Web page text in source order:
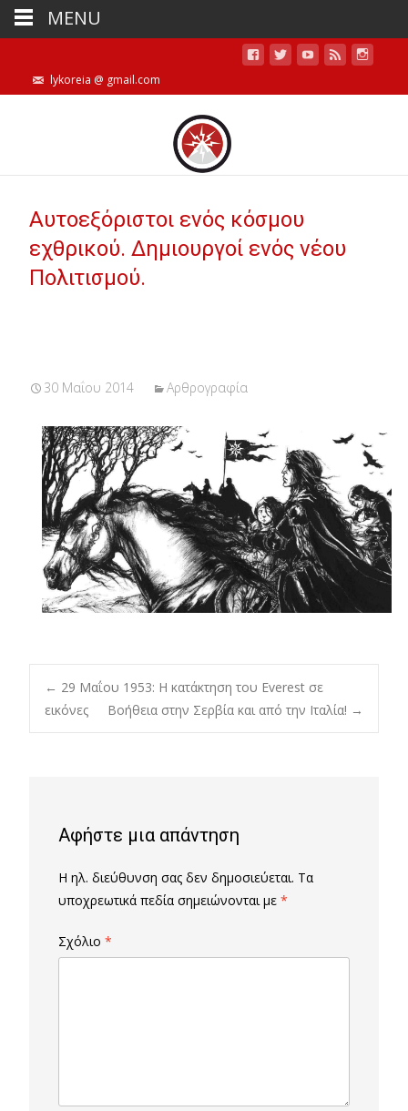
lykoreia @ gmail.com
Αυτοεξόριστοι ενός κόσμου
εχθρικού. Δημιουργοί ενός νέου
Πολιτισμού.
30 Μαΐου 2014 Αρθρογραφία
Post
← 29 Μαΐου 1953: Η κατάκτηση του Everest σε
εικόνες
Βοήθεια στην Σερβία και από την Ιταλία! →
Αφήστε μια απάντηση
Η ηλ. διεύθυνση σας δεν δημοσιεύεται. Τα
υποχρεωτικά πεδία σημειώνονται με *
Σχόλιο *
MENU